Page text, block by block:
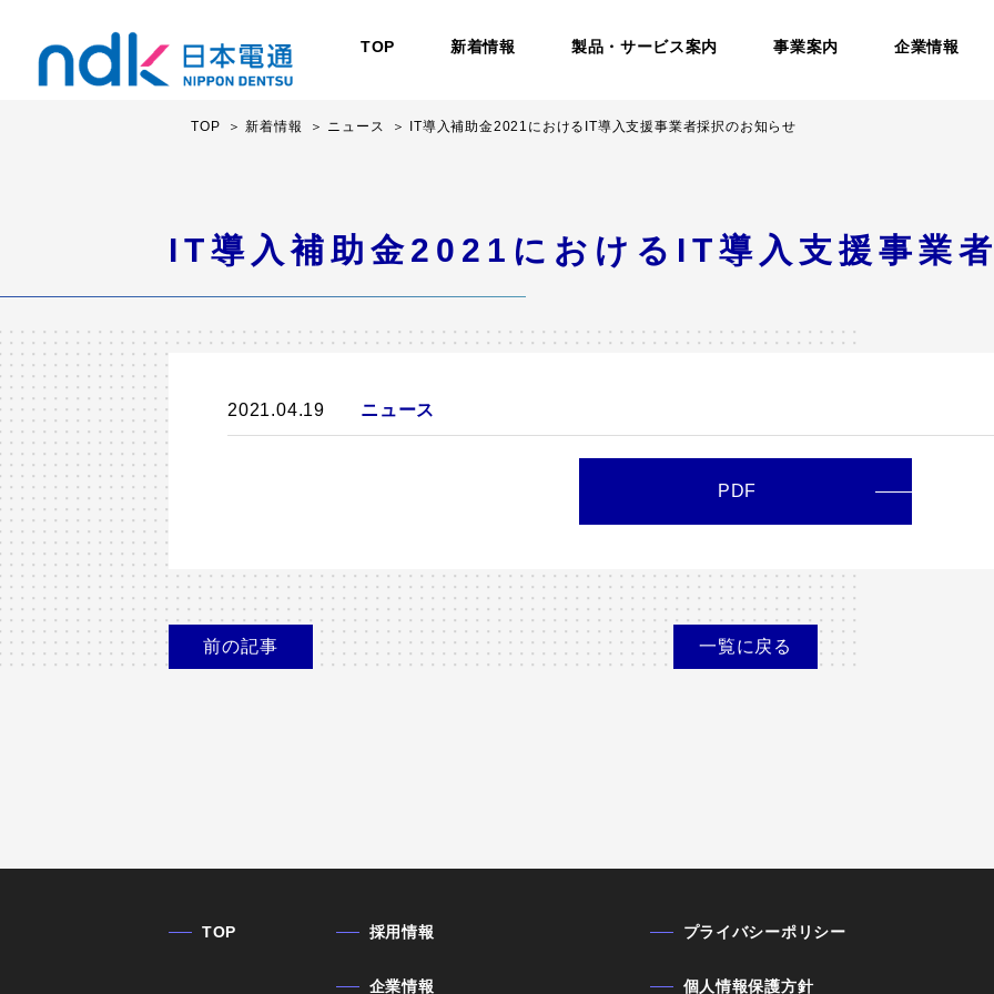
TOP 新着情報 製品・サービス案内 事業案内 企業情報
TOP 新着情報 ニュース IT導入補助金2021におけるIT導入支援事業者採択のお知らせ
IT導入補助金2021におけるIT導入支援事業
2021.04.19 ニュース
PDF
前の記事 一覧に 戻る
TOP 採用情報
企業情報
プライバシーポリシー
個人情報保護方針